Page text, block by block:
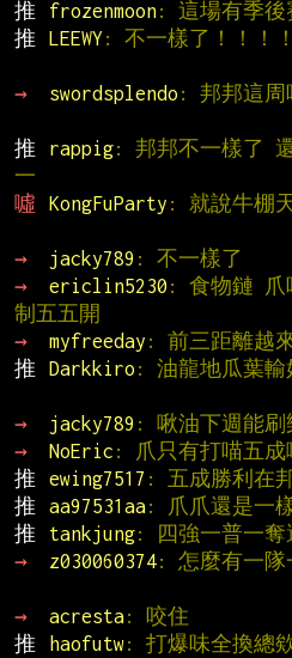
推
frozenmoon: 這場有季後
推
LEEWY : 不一樣了！！！
→
swordsplendo : 邦邦這周
推
rappig: 邦邦不一樣了
一
噓
KongFuParty : 就說牛棚
→
jacky789 : 不一樣了
→
ericlin5230 : 食物鏈 爪
制五五開
→
myfreeday : 前三距離越
推
Darkkiro : 油龍地瓜葉
→
jacky789 : 啾油下週能刷
→
NoEric : 爪只有打喵五成
推
ewing7517 : 五成勝利在
推
aa97531aa: 爪爪還是一
推
tankjung: 四強一普一奪
→
z030060374: 怎麼有一隊
→
acresta: 咬住
推
haofutw: 打爆味全換總